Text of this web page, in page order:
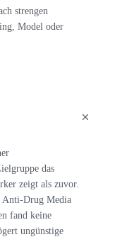
strengen
Model oder
das
zeigt als zuvor.
Anti-Drug Media
fand keine
ungünstige